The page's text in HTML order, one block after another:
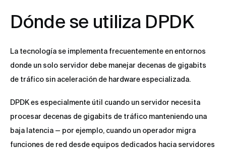
Dónde se utiliza DPDK
La tecnología se implementa frecuentemente en entornos
donde un solo servidor debe manejar decenas de gigabits
de tráfico sin aceleración de hardware especializada.
DPDK es especialmente útil cuando un servidor necesita
procesar decenas de gigabits de tráfico manteniendo una
baja latencia — por ejemplo, cuando un operador migra
funciones de red desde equipos dedicados hacia servidores